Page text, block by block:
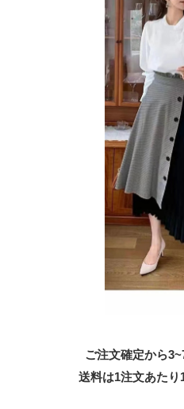
ご注文確定から
送料は1注文あたり